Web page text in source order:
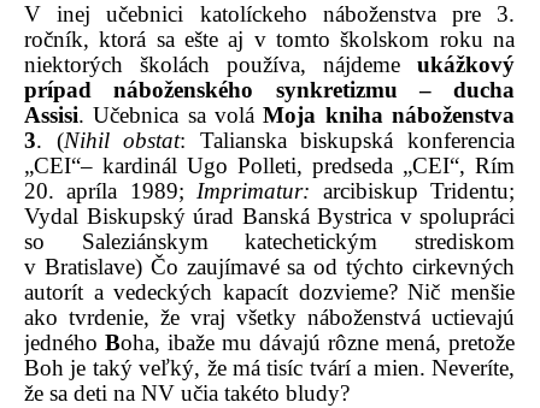
V inej učebnici katolíckeho náboženstva pre 3.
ročník, ktorá sa ešte aj v tomto školskom roku na
niektorých školách používa, nájdeme ukážkový
prípad náboženského synkretizmu – ducha
Assisi. Učebnica sa voláMoja kniha náboženstva
3. (Nihil obstat: Talianska biskupská konferencia
„CEI“– kardinál Ugo Polleti, predseda „CEI“, Rím
20. apríla 1989; Imprimatur: arcibiskup Tridentu;
Vydal Biskupský úrad Banská Bystrica v spolupráci
so Saleziánskym katechetickým strediskom
v Bratislave) Čo zaujímavé sa od týchto cirkevných
autorít a vedeckých kapacít dozvieme? Nič menšie
ako tvrdenie, že vraj všetky náboženstvá uctievajú
jedného Boha, ibaže mu dávajú rôzne mená, pretože
Boh je taký veľký, že má tisíc tvárí a mien. Neveríte,
že sa deti na NV učia takéto bludy?